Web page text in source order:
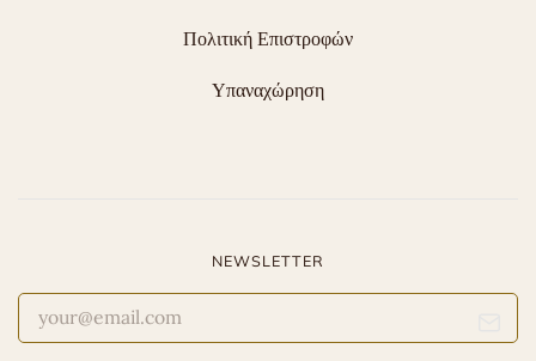
Πολιτική Επιστροφών
Υπαναχώρηση
NEWSLETTER